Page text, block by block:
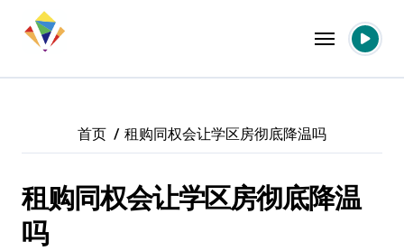
首页 租购同权会让学区房彻底降温吗
租购同权会让学区房彻底降温
吗